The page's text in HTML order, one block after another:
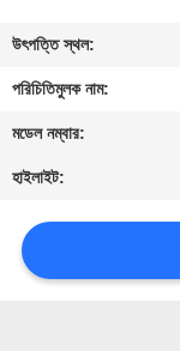
গুণমান
নিয়ন্ত্রণ
একটি
উদ্ধৃতি
অনুরোধ
করুন
উৎপত্তি স্থল:
পরিচিতিমুলক নাম:
মডেল নম্বার:
হাইলাইট: